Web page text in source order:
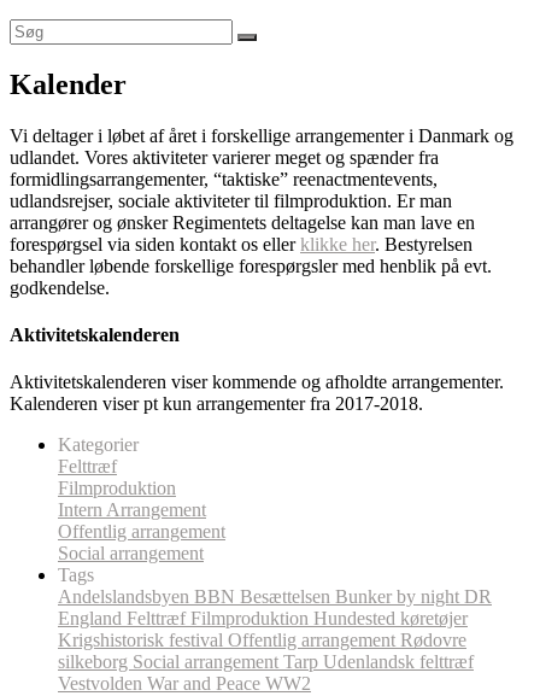
Kalender
Vi deltager i løbet af året i forskellige arrangementer i Danmark og
udlandet. Vores aktiviteter varierer meget og spænder fra
formidlingsarrangementer, “taktiske” reenactmentevents,
udlandsrejser, sociale aktiviteter til filmproduktion. Er man
arrangører og ønsker Regimentets deltagelse kan man lave en
forespørgsel via siden kontakt os ellerklikke her. Bestyrelsen
behandler løbende forskellige forespørgsler med henblik på evt.
godkendelse.
Aktivitetskalenderen
Aktivitetskalenderen viser kommende og afholdte arrangementer.
Kalenderen viser pt kun arrangementer fra 2017-2018.
Kategorier
Felttræf
Filmproduktion
Intern Arrangement
Offentlig arrangement
Social arrangement
Tags
Andelslandsbyen BBN Besættelsen Bunker by night DR
England FelttræfFilmproduktion Hundested køretøjer
Krigshistorisk festival Offentlig arrangement Rødovre
silkeborg Social arrangement Tarp Udenlandsk felttræf
Vestvolden War and Peace WW2